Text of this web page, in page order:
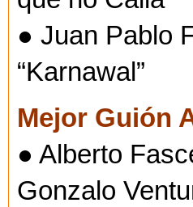
● Juan Pablo
“Karnawal”
Mejor Guión
● Alberto
Gonzalo